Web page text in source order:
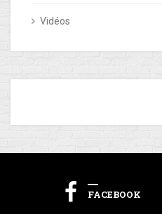
Vidéos
FACEBOOK